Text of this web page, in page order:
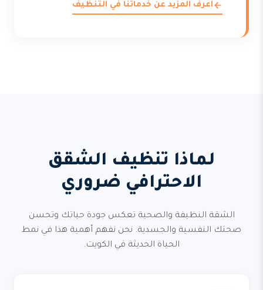
اعرف المزيد عن خدماتنا في التنظيف
لماذا تنظيف الشقق
الاحترافي ضروري
الشقة النظيفة والصحية تعكس جودة حياتك وتحسن
صحتك النفسية والجسدية. نحن نفهم أهمية هذا في نمط
الحياة الحديثة في الكويت.